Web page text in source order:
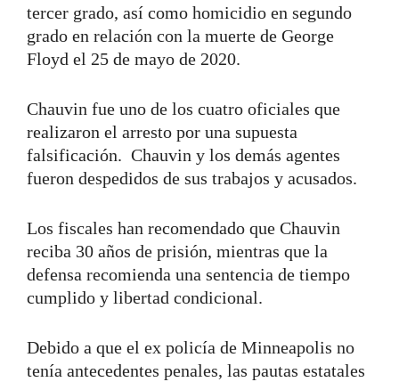
tercer grado, así como homicidio en segundo
grado en relación con la muerte de George
Floyd el 25 de mayo de 2020.
Chauvin fue uno de los cuatro oficiales que
realizaron el arresto por una supuesta
falsificación. Chauvin y los demás agentes
fueron despedidos de sus trabajos y acusados.
Los fiscales han recomendado que Chauvin
reciba 30 años de prisión, mientras que la
defensa recomienda una sentencia de tiempo
cumplido y libertad condicional.
Debido a que el ex policía de Minneapolis no
tenía antecedentes penales, las pautas estatales